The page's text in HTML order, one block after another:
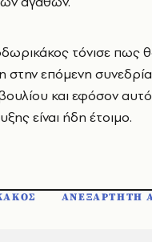
τόνισε πως
στην επόμενη
και εφόσον αυτό
είναι ήδη έτοιμο.
ΑΝΕΞΑΡΤΗΤΗ